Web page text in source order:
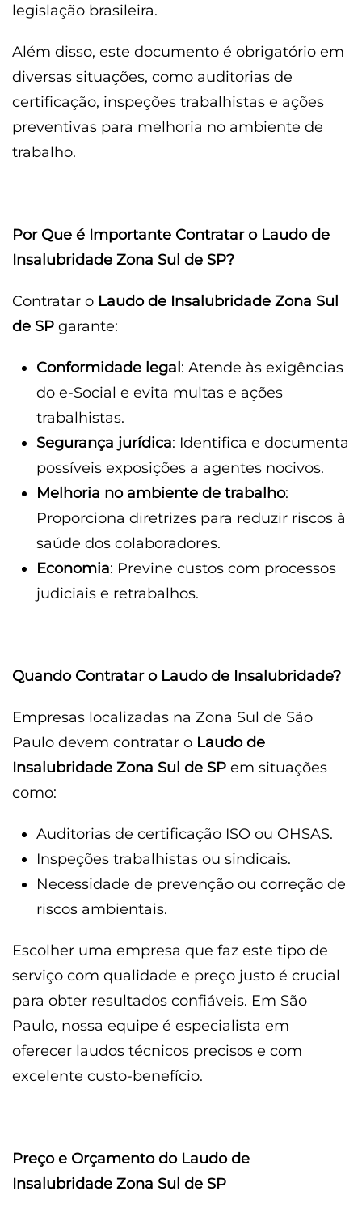
legislação brasileira.
Além disso, este documento é obrigatório em
diversas situações, como auditorias de
certificação, inspeções trabalhistas e ações
preventivas para melhoria no ambiente de
trabalho.
Por Que é Importante Contratar o Laudo de
Insalubridade Zona Sul de SP?
Contratar o Laudo de Insalubridade Zona Sul
de SP garante:
Conformidade legal : Atende às exigências
do e-Social e evita multas e ações
trabalhistas.
Segurança jurídica: Identifica e documenta
possíveis exposições a agentes nocivos.
Melhoria no ambiente de trabalho:
Proporciona diretrizes para reduzir riscos à
saúde dos colaboradores.
Economia: Previne custos com processos
judiciais e retrabalhos.
Quando Contratar o Laudo de Insalubridade?
Empresas localizadas na Zona Sul de São
Paulo devem contratar o Laudo de
Insalubridade Zona Sul de SP em situações
como:
Auditorias de certificação ISO ou OHSAS.
Inspeções trabalhistas ou sindicais.
Necessidade de prevenção ou correção de
riscos ambientais.
Escolher uma empresa que faz este tipo de
serviço com qualidade e preço justo é crucial
para obter resultados confiáveis. Em São
Paulo, nossa equipe é especialista em
oferecer laudos técnicos precisos e com
excelente custo-benefício.
Preço e Orçamento do Laudo de
Insalubridade Zona Sul de SP